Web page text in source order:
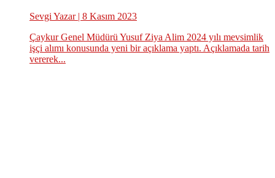
Sevgi Yazar| 8 Kasım 2023
Çaykur Genel Müdürü Yusuf Ziya Alim 2024 yılı mevsimlik
işçi alımı konusunda yeni bir açıklama yaptı. Açıklamada tarih
vererek...